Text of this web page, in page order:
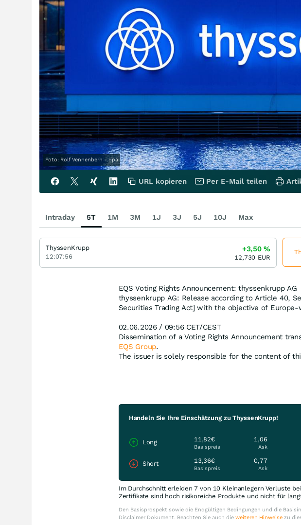
Foto: Rolf Vennenbern - dpa
EQS Voting Rights Announcement: thyssenkrupp AG
thyssenkrupp AG: Release according to Article 40,
Securities Trading Act] with the objective of
02.06.2026 / 09:56 CET/CEST
Dissemination of a Voting Rights Announcement
EQS Group.
The issuer is solely responsible for the content of
Handeln Sie Ihre Einschätzung zu ThyssenKrupp!
Long 11,82€
Basispreis
1,06
Ask
Short 13,36€
Basispreis
0,77
Ask
Im Durchschnitt erleiden 7 von 10 Kleinanlegern Verluste
Zertifikate sind hoch risikoreiche Produkte und nicht für
Den Basisprospekt sowie die Endgültigen Bedingungen und die
Disclaimer Dokument. Beachten Sie auch die weiteren Hinweisezu
URL kopieren Per E-Mail teilen
Intraday 5T 1M 3M 1J 3J 5J 10J Max
ThyssenKrupp
12:07:56
+3,50%
12,730 EUR